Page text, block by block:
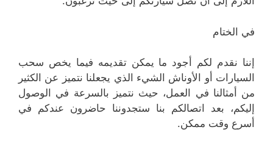
في الختام
إننا نقدم لكم أجود ما يمكن تقديمه فيما يخص سحب
السيارات أو الأوناش الشيء الذي يجعلنا نتميز عن الكثير
من أمثالنا في العمل، حيث نتميز بالسرعة في الوصول
إليكم، بعد اتصالكم بنا ستجدوننا حاضرون عندكم في
أسرع وقت ممكن.